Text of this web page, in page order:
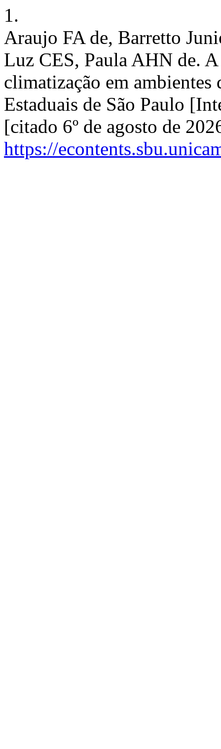
1.
Araujo FA de, Barretto
Luz CES, Paula AHN de.
climatização em
Estaduais de São Paulo
[citado 6º de agosto de
https://